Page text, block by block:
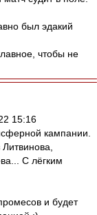
был эдакий
чтобы не
15:16
кампании.
С лёгким
и будет